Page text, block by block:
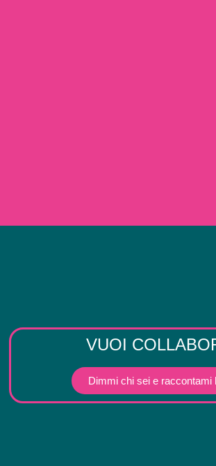
VUOI
Dimmi chi sei e raccontami